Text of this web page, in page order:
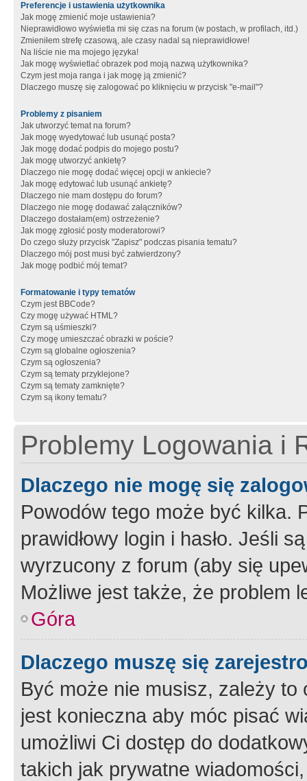
Preferencje i ustawienia użytkownika
Jak mogę zmienić moje ustawienia?
Nieprawidłowo wyświetla mi się czas na forum (w postach, w profilach, itd.)
Zmieniłem strefę czasową, ale czasy nadal są nieprawidłowe!
Na liście nie ma mojego języka!
Jak mogę wyświetlać obrazek pod moją nazwą użytkownika?
Czym jest moja ranga i jak mogę ją zmienić?
Dlaczego muszę się zalogować po kliknięciu w przycisk "e-mail"?
Problemy z pisaniem
Jak utworzyć temat na forum?
Jak mogę wyedytować lub usunąć posta?
Jak mogę dodać podpis do mojego postu?
Jak mogę utworzyć ankietę?
Dlaczego nie mogę dodać więcej opcji w ankiecie?
Jak mogę edytować lub usunąć ankietę?
Dlaczego nie mam dostępu do forum?
Dlaczego nie mogę dodawać załączników?
Dlaczego dostałam(em) ostrzeżenie?
Jak mogę zgłosić posty moderatorowi?
Do czego służy przycisk "Zapisz" podczas pisania tematu?
Dlaczego mój post musi być zatwierdzony?
Jak mogę podbić mój temat?
Formatowanie i typy tematów
Czym jest BBCode?
Czy mogę używać HTML?
Czym są uśmieszki?
Czy mogę umieszczać obrazki w poście?
Czym są globalne ogłoszenia?
Czym są ogłoszenia?
Czym są tematy przyklejone?
Czym są tematy zamknięte?
Czym są ikony tematu?
Problemy Logowania i
Dlaczego nie mogę się
Powodów tego może być kilka.
prawidłowy login i hasło. Jeśli
wyrzucony z forum (aby się
Możliwe jest także, że problem
Góra
Dlaczego muszę się
Być może nie musisz, zależy
jest konieczna aby móc pisać
umożliwi Ci dostęp do
takich jak prywatne